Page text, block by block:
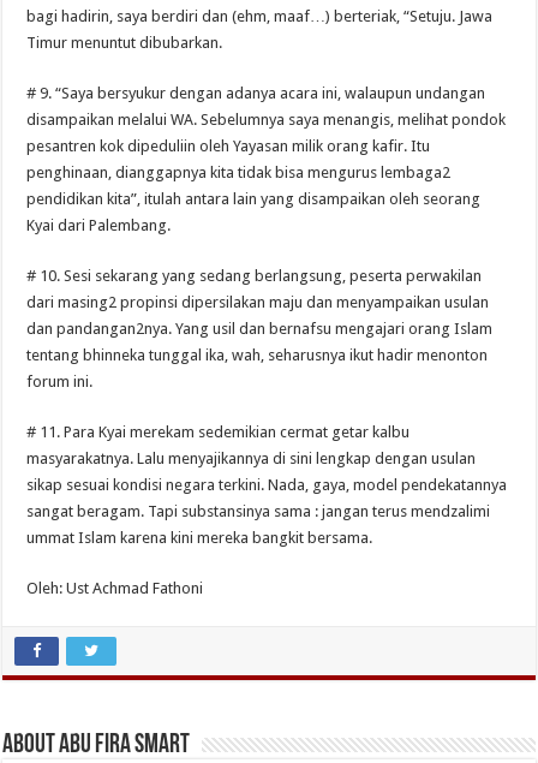
bagi hadirin, saya berdiri dan (ehm, maaf…) berteriak, “Setuju. Jawa
Timur menuntut dibubarkan.
# 9. “Saya bersyukur dengan adanya acara ini, walaupun undangan
disampaikan melalui WA. Sebelumnya saya menangis, melihat pondok
pesantren kok dipeduliin oleh Yayasan milik orang kafir. Itu
penghinaan, dianggapnya kita tidak bisa mengurus lembaga2
pendidikan kita”, itulah antara lain yang disampaikan oleh seorang
Kyai dari Palembang.
# 10. Sesi sekarang yang sedang berlangsung, peserta perwakilan
dari masing2 propinsi dipersilakan maju dan menyampaikan usulan
dan pandangan2nya. Yang usil dan bernafsu mengajari orang Islam
tentang bhinneka tunggal ika, wah, seharusnya ikut hadir menonton
forum ini.
# 11. Para Kyai merekam sedemikian cermat getar kalbu
masyarakatnya. Lalu menyajikannya di sini lengkap dengan usulan
sikap sesuai kondisi negara terkini. Nada, gaya, model pendekatannya
sangat beragam. Tapi substansinya sama : jangan terus mendzalimi
ummat Islam karena kini mereka bangkit bersama.
Oleh: Ust Achmad Fathoni
About Abu Fira Smart